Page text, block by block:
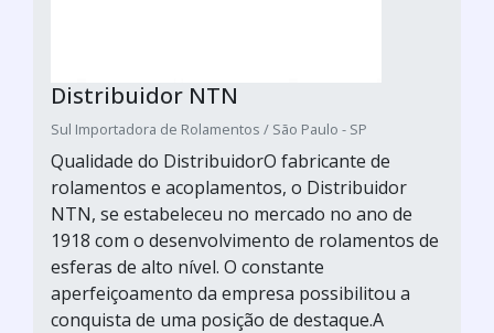
Distribuidor NTN
Sul Importadora de Rolamentos / São Paulo - SP
Qualidade do DistribuidorO fabricante de
rolamentos e acoplamentos, o Distribuidor
NTN, se estabeleceu no mercado no ano de
1918 com o desenvolvimento de rolamentos de
esferas de alto nível. O constante
aperfeiçoamento da empresa possibilitou a
conquista de uma posição de destaque.A